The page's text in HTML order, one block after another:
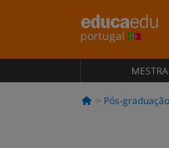
portugal
Pós-graduação